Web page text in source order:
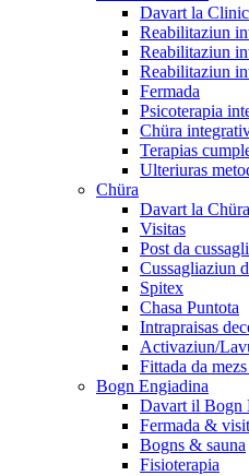
Davart la
Reabilitaziun
Reabilitaziun
Reabilitaziun
Fermada
Psicoterapia
Chüra
Terapias
Ulteriuras
Chüra
Davart la Chüra
Visitas
Post da
Cussagliaziun
Spitex
Chasa Puntota
Intrapraisas
Activaziun/
Fittada da
Bogn Engiadina
Davart il Bogn
Fermada &
Bogns & sauna
Fisioterapia